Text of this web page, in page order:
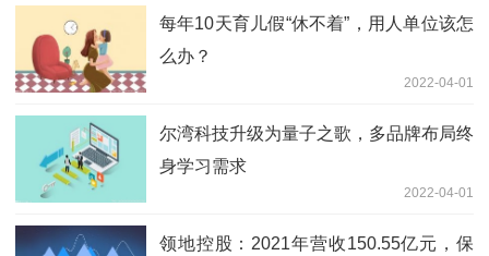
每年10天育儿假“休不着”，用人单位该怎
么办？
2022-04-01
尔湾科技升级为量子之歌，多品牌布局终
身学习需求
2022-04-01
领地控股：2021年营收150.55亿元，保